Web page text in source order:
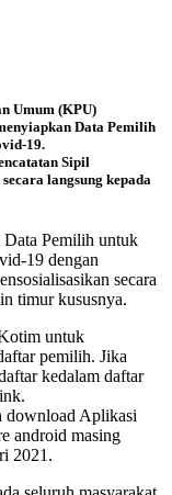
Umum (KPU)
Data Pemilih
19.
Sipil
langsung kepada
Data Pemilih untuk
19 dengan
secara
timur kususnya.
untuk
pemilih. Jika
kedalam daftar
download Aplikasi
android masing
2021.